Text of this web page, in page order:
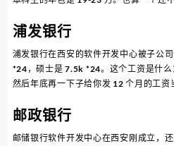
浦发银行
浦发银行在西安的软件开发中心被子公
*24，硕士是 7.5k *24。这个工资是什么
然后年底再一下子给你发 12 个月的工资
邮政银行
邮储银行软件开发中心在西安刚成立，